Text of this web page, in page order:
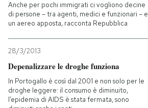
Anche per pochi immigrati ci vogliono decine
di persone – tra agenti, medici e funzionari – e
un aereo apposta, racconta Repubblica
28/3/2013
Depenalizzare le droghe funziona
In Portogallo è così dal 2001 e non solo per le
droghe leggere: il consumo è diminuito,
l’epidemia di AIDS è stata fermata, sono